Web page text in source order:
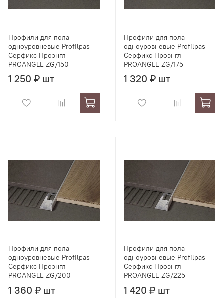
Профили для пола
одноуровневые Profilpas
Серфикс Проэнгл
PROANGLE ZG/150
1 250 ₽ шт
Профили для пола
одноуровневые Profilpas
Серфикс Проэнгл
PROANGLE ZG/175
1 320 ₽ шт
Профили для пола
одноуровневые Profilpas
Серфикс Проэнгл
PROANGLE ZG/200
1 360 ₽ шт
Профили для пола
одноуровневые Profilpas
Серфикс Проэнгл
PROANGLE ZG/225
1 420 ₽ шт